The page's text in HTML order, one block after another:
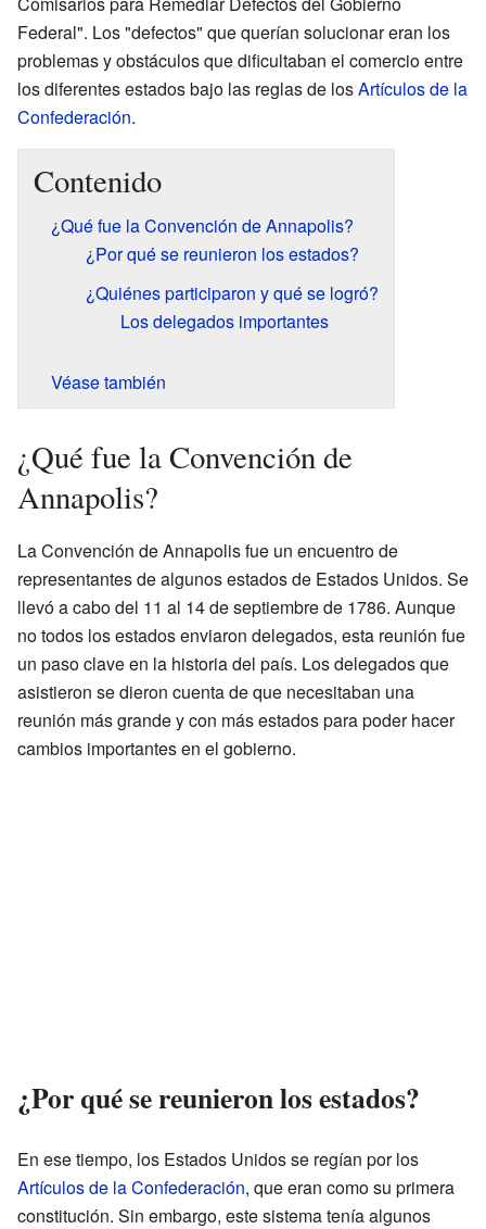
Federal". Los "defectos" que querían solucionar eran los
problemas y obstáculos que dificultaban el comercio entre
los diferentes estados bajo las reglas de losArtículos de la
Confederación.
Contenido
¿Qué fue la Convención de Annapolis?
¿Por qué se reunieron los estados?
¿Quiénes participaron y qué se logró?
Los delegados importantes
Véase también
¿Qué fue la Convención de
Annapolis?
La Convención de Annapolis fue un encuentro de
representantes de algunos estados de Estados Unidos. Se
llevó a cabo del 11 al 14 de septiembre de 1786. Aunque
no todos los estados enviaron delegados, esta reunión fue
un paso clave en la historia del país. Los delegados que
asistieron se dieron cuenta de que necesitaban una
reunión más grande y con más estados para poder hacer
cambios importantes en el gobierno.
¿Por qué se reunieron los estados?
En ese tiempo, los Estados Unidos se regían por los
Artículos de la Confederación, que eran como su primera
constitución. Sin embargo, este sistema tenía algunos